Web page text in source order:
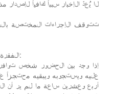
لا يُعدّ الإخبار سبباً كافياً
تتوقف الإجراءات المختصة
* الفقرة الثانية من المادة 32 قبل التعديل:
إذا وجد بين الحضور شخص
عليه ويستجوبه ويبقيه
أربع وعشرين ساعة ما لم ير أن